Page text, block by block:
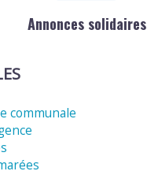
Annonces solidaires
communale